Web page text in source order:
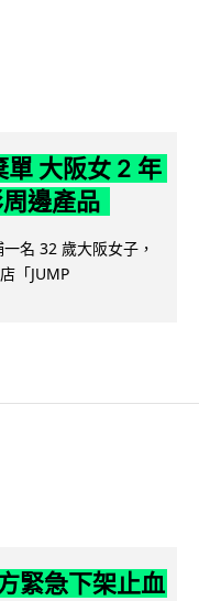
大阪女 2 年
邊產品
名 32 歲大阪女子，
「JUMP
緊急下架止血